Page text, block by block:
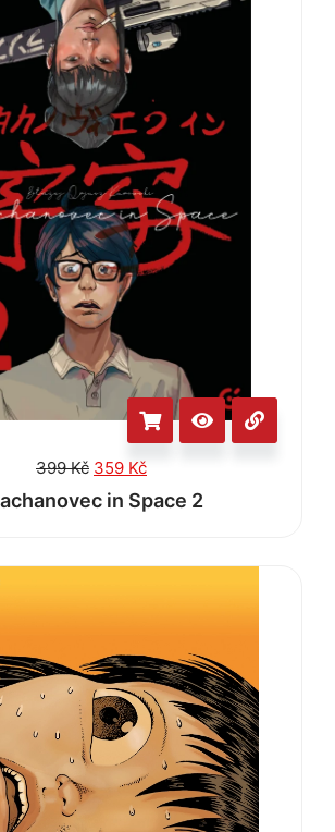
399Kč 359 Kč
in Space 2